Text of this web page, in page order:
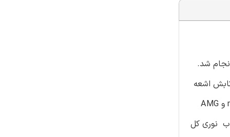
سطحی فیبر آرآمید، پلیمریزاسیون پوندی آکریلآمید و متیل آکریلات گلیسیدیل روی سطح س کولار49 انجام شد.
اشعه
فرابنفش به منظور تاثیر بر پلیمریزاسیون پیوندی مونومر ها به فیبر تجزیه شدند. محلول مونومر از آب و دیوکسین به ترتتیب برای mAA و AMG
نوری کل